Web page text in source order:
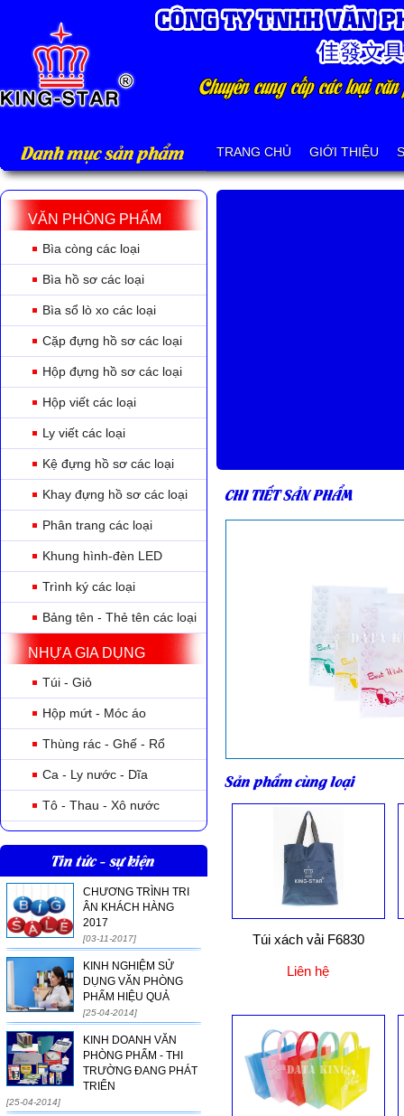
Danh mục sản phẩm TRANG CHỦ GIỚI THIỆU
VĂN PHÒNG PHẨM
Bìa còng các loại
Bìa hồ sơ các loại
Bìa sổ lò xo các loại
Cặp đựng hồ sơ các loại
Hộp đựng hồ sơ các loại
Hộp viết các loại
Ly viết các loại
Kệ đựng hồ sơ các loại
Khay đựng hồ sơ các loại
Phân trang các loại
Khung hình-đèn LED
Trình ký các loại
Bảng tên - Thẻ tên các loại
NHỰA GIA DỤNG
Túi - Giỏ
Hộp mứt - Móc áo
Thùng rác - Ghế - Rổ
Ca - Ly nước - Dĩa
Tô - Thau - Xô nước
Tin tức - sự kiện
CHƯƠNG TRÌNH TRI
ÂN KHÁCH HÀNG
2017
[03-11-2017]
KINH NGHIỆM SỬ
DỤNG VĂN PHÒNG
PHẨM HIỆU QUẢ
[25-04-2014]
KINH DOANH VĂN
PHÒNG PHẨM - THI
TRƯỜNG ĐANG PHÁT
TRIỂN
[25-04-2014]
CHI TIẾT SẢN PHẨM
Sản phẩm cùng loại
Túi xách vải F6830
Liên hệ